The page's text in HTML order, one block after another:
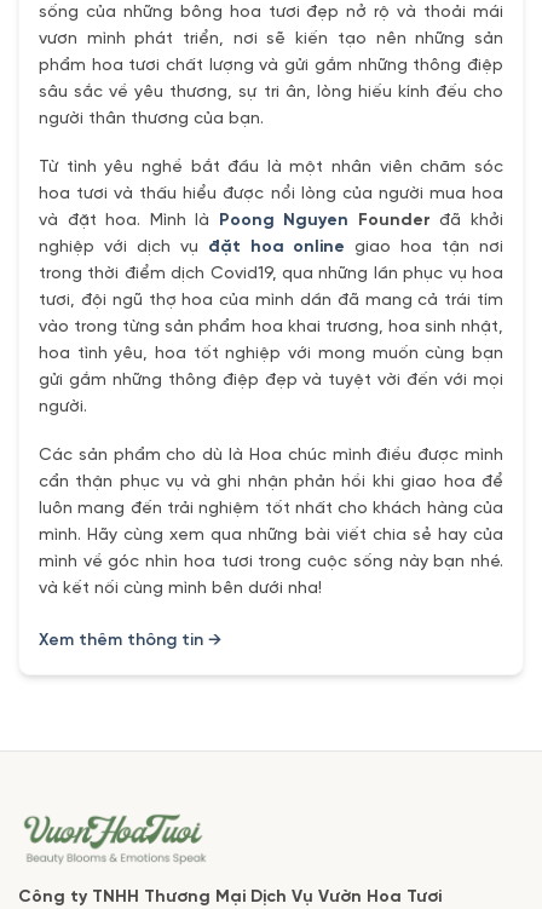
sống của những bông hoa tươi đẹp nở rộ và thoải mái
vươn mình phát triển, nơi sẽ kiến tạo nên những sản
phẩm hoa tươi chất lượng và gửi gắm những thông điệp
sâu sắc về yêu thương, sự tri ân, lòng hiếu kính đếu cho
người thân thương của bạn.
Từ tình yêu nghề bắt đầu là một nhân viên chăm sóc
hoa tươi và thấu hiểu được nổi lòng của người mua hoa
và đặt hoa. Mình là
Poong Nguyen Founder đã khởi
nghiệp với dịch vụ đặt hoa online giao hoa tận nơi
trong thời điểm dịch Covid19, qua những lần phục vụ hoa
tươi, đội ngũ thợ hoa của mình dần đã mang cả trái tím
vào trong từng sản phẩm hoa khai trương, hoa sinh nhật,
hoa tình yêu, hoa tốt nghiệp với mong muốn cùng bạn
gửi gắm những thông điệp đẹp và tuyệt vời đến với mọi
người.
Các sản phẩm cho dù là Hoa chúc mình điều được mình
cẩn thận phục vụ và ghi nhận phản hồi khi giao hoa để
luôn mang đến trải nghiệm tốt nhất cho khách hàng của
mình. Hãy cùng xem qua những bài viết chia sẻ hay của
mình về góc nhìn hoa tươi trong cuộc sống này bạn nhé.
và kết nối cùng mình bên dưới nha!
Xem thêm thông tin →
Công ty TNHH Thương Mại Dịch Vụ Vườn Hoa Tươi